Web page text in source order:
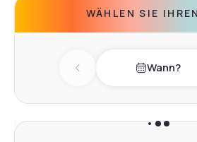
WÄHLEN SIE
Previous day Wann?